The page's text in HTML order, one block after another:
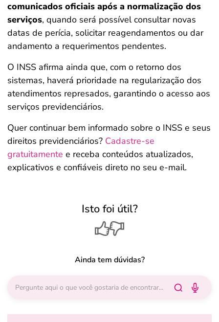
comunicados oficiais após a normalização dos
serviços, quando será possível consultar novas
datas de perícia, solicitar reagendamentos ou dar
andamento a requerimentos pendentes.
O INSS afirma ainda que, com o retorno dos
sistemas, haverá prioridade na regularização dos
atendimentos represados, garantindo o acesso aos
serviços previdenciários.
Quer continuar bem informado sobre o INSS e seus
direitos previdenciários? Cadastre-se
gratuitamente e receba conteúdos atualizados,
explicativos e confiáveis direto no seu e-mail.
Isto foi útil?
Ainda tem dúvidas?